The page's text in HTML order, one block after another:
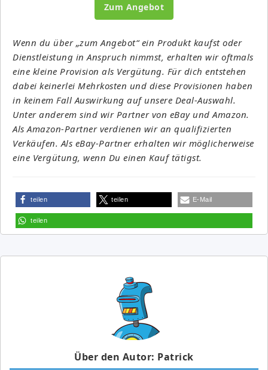
Zum Angebot
Wenn du über „zum Angebot“ ein Produkt kaufst oder
Dienstleistung in Anspruch nimmst, erhalten wir oftmals
eine kleine Provision als Vergütung. Für dich entstehen
dabei keinerlei Mehrkosten und diese Provisionen haben
in keinem Fall Auswirkung auf unsere Deal-Auswahl.
Unter anderem sind wir Partner von eBay und Amazon.
Als Amazon-Partner verdienen wir an qualifizierten
Verkäufen. Als eBay-Partner erhalten wir möglicherweise
eine Vergütung, wenn Du einen Kauf tätigst.
teilen teilen E-Mail
teilen
Über den Autor: Patrick